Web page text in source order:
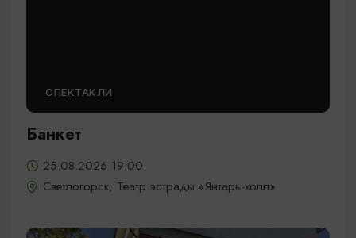
СПЕКТАКЛИ
Банкет
25.08.2026 19:00
Светлогорск, Театр эстрады «Янтарь-холл»